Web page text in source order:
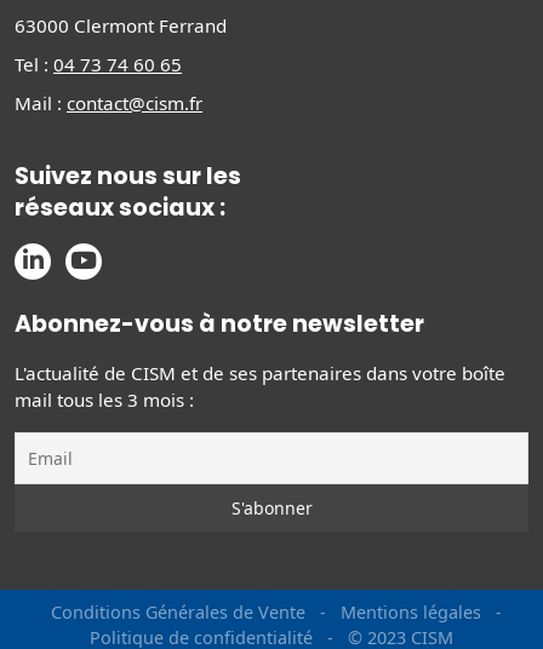
63000 Clermont Ferrand
Tel : 04 73 74 60 65
Mail : contact@cism.fr
Suivez nous sur les
réseaux sociaux :
Abonnez-vous à notre newsletter
L'actualité de CISM et de ses partenaires dans votre boîte
mail tous les 3 mois :
Conditions Générales de Vente - Mentions légales
-
Politique de confidentialité
- © 2023 CISM